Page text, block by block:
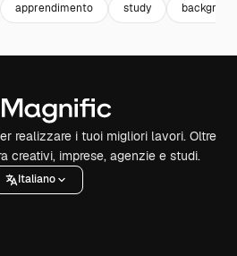
apprendimento study
realizzare i tuoi migliori lavori. Oltre
creativi, imprese, agenzie e studi.
Italiano